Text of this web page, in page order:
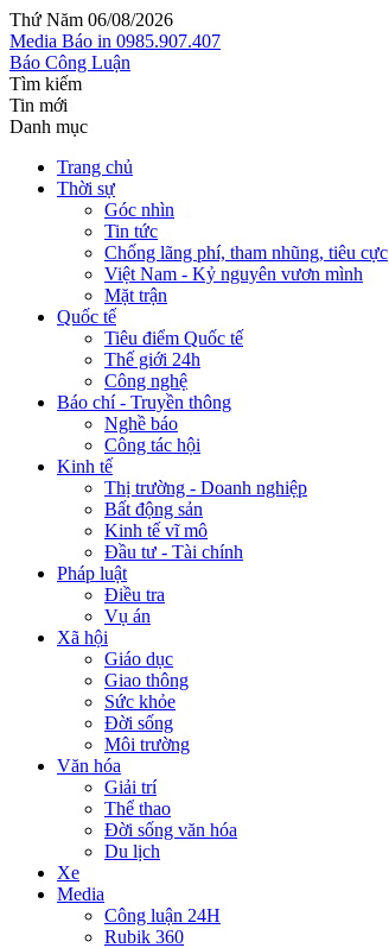
Thứ Năm 06/08/2026
Media Báo in 0985.907.407
Báo Công Luận
Tìm kiếm
Tin mới
Danh mục
Trang chủ
Thời sự
Góc nhìn
Tin tức
Chống lãng phí, tham nhũng, tiêu cực
Việt Nam - Kỷ nguyên vươn mình
Mặt trận
Quốc tế
Tiêu điểm Quốc tế
Thế giới 24h
Công nghệ
Báo chí - Truyền thông
Nghề báo
Công tác hội
Kinh tế
Thị trường - Doanh nghiệp
Bất động sản
Kinh tế vĩ mô
Đầu tư - Tài chính
Pháp luật
Điều tra
Vụ án
Xã hội
Giáo dục
Giao thông
Sức khỏe
Đời sống
Môi trường
Văn hóa
Giải trí
Thể thao
Đời sống văn hóa
Du lịch
Xe
Media
Công luận 24H
Rubik 360